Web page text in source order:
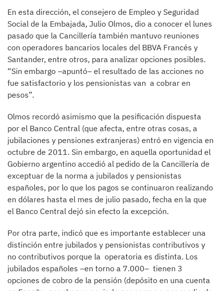
En esta dirección, el consejero de Empleo y Seguridad
Social de la Embajada, Julio Olmos, dio a conocer el lunes
pasado que la Cancillería también mantuvo reuniones
con operadores bancarios locales del BBVA Francés y
Santander, entre otros, para analizar opciones posibles.
“Sin embargo –apuntó– el resultado de las acciones no
fue satisfactorio y los pensionistas van a cobrar en
pesos”.
Olmos recordó asimismo que la pesificación dispuesta
por el Banco Central (que afecta, entre otras cosas, a
jubilaciones y pensiones extranjeras) entró en vigencia en
octubre de 2011. Sin embargo, en aquella oportunidad el
Gobierno argentino accedió al pedido de la Cancillería de
exceptuar de la norma a jubilados y pensionistas
españoles, por lo que los pagos se continuaron realizando
en dólares hasta el mes de julio pasado, fecha en la que
el Banco Central dejó sin efecto la excepción.
Por otra parte, indicó que es importante establecer una
distinción entre jubilados y pensionistas contributivos y
no contributivos porque la operatoria es distinta. Los
jubilados españoles –en torno a 7.000– tienen 3
opciones de cobro de la pensión (depósito en una cuenta